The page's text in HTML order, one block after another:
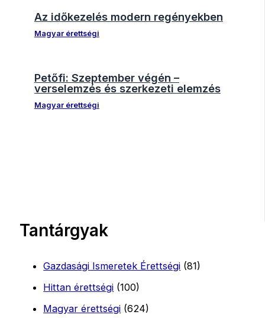
Az időkezelés modern regényekben
Magyar érettségi
Petőfi: Szeptember végén –
verselemzés és szerkezeti elemzés
Magyar érettségi
Tantárgyak
Gazdasági Ismeretek Érettségi (81)
Hittan érettségi (100)
Magyar érettségi (624)